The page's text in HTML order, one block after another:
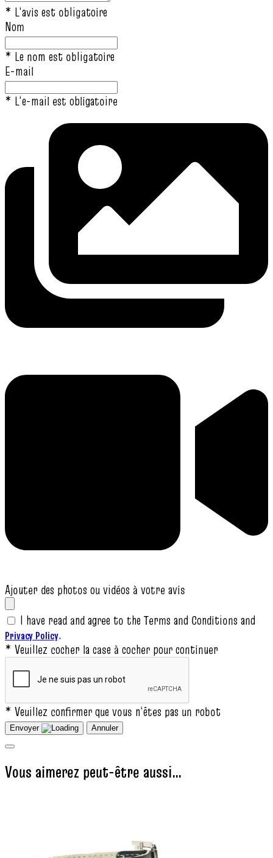
* L‘avis est obligatoire
Nom
* Le nom est obligatoire
E-mail
* L‘e-mail est obligatoire
Ajouter des photos ou vidéos à votre avis
I have read and agree to the Terms and Conditions and
Privacy Policy.
* Veuillez cocher la case à cocher pour continuer
* Veuillez confirmer que vous n‘êtes pas un robot
Envoyer Annuler
Vous aimerez peut-être aussi…